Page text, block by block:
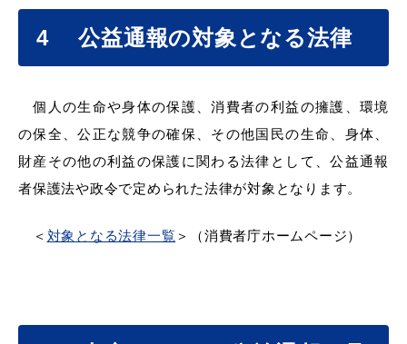
公共施設 イベント情報
便利なサービス
4 公益通報の対象となる法律
個人の生命や身体の保護、消費者の利益の擁護、環境
の保全、公正な競争の確保、その他国民の生命、身体、
財産その他の利益の保護に関わる法律として、公益通報
者保護法や政令で定められた法律が対象となります。
＜ 対象となる法律一覧＞（消費者庁ホームページ）